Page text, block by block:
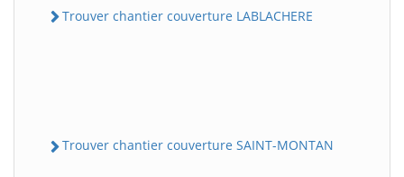
Trouver chantier couverture LABLACHERE
Trouver chantier couverture SAINT-MONTAN